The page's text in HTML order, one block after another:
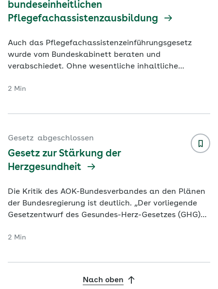
bundeseinheitlichen
Pflegefachassistenzausbildung
Auch das Pflegefachassistenzeinführungsgesetz
wurde vom Bundeskabinett beraten und
verabschiedet. Ohne wesentliche inhaltliche
par...
2 Min
Gesetz abgeschlossen
Gesetz zur Stärkung der
Herzgesundheit
Die Kritik des AOK-Bundesverbandes an den Plänen
der Bundesregierung ist deutlich. „Der vorliegende
Gesetzentwurf des Gesundes-Herz-Gesetzes (GHG)
2 Min
Nach oben